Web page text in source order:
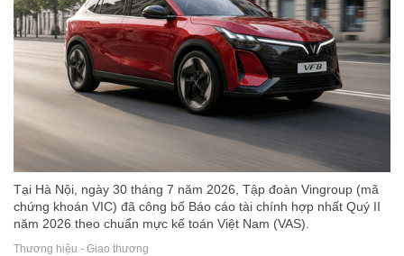
Tại Hà Nội, ngày 30 tháng 7 năm 2026, Tập đoàn Vingroup (mã
chứng khoán VIC) đã công bố Báo cáo tài chính hợp nhất Quý II
năm 2026 theo chuẩn mực kế toán Việt Nam (VAS).
Thương hiệu - Giao thương